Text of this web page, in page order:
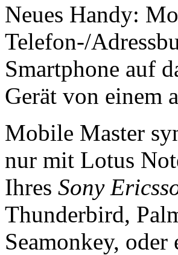
Neues Handy:
Telefon-/
Smartphone auf
Gerät von einem
Mobile Master
nur mit Lotus
Ihres Sony
Thunderbird,
Seamonkey,